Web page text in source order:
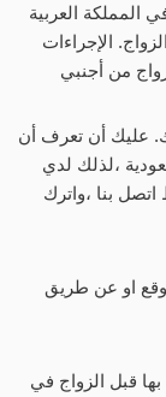
المملكة العربية
الإجراءات
من أجنبي
عليك أن تعرف أن
،لذلك لدي
بنا ،واترك
او عن طريق
قبل الزواج في